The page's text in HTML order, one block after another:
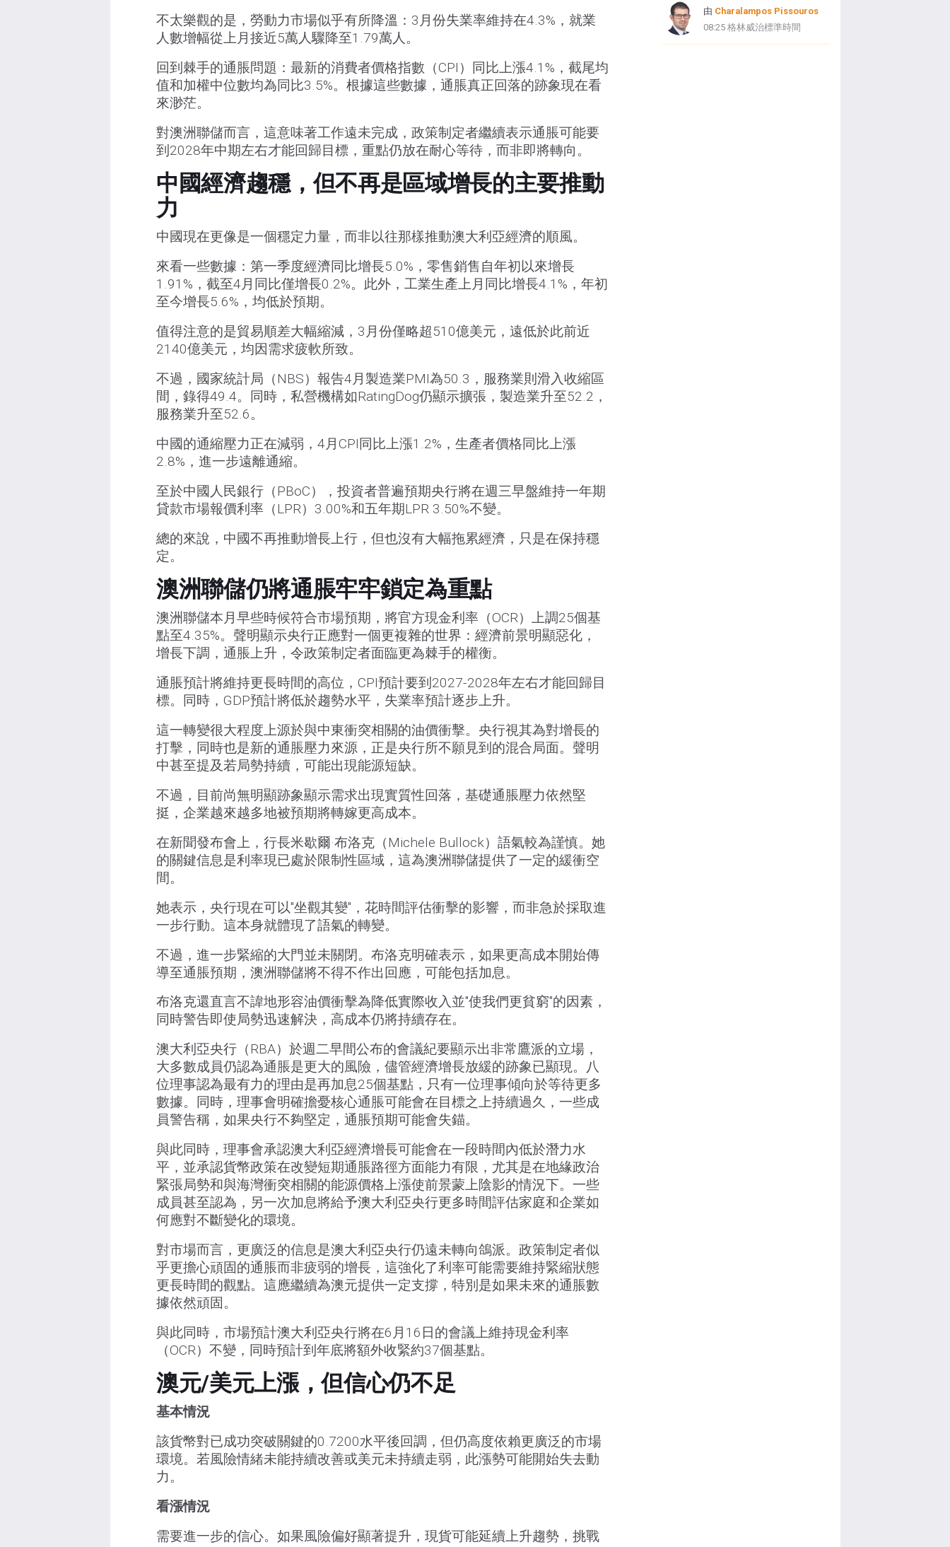
不太樂觀的是，勞動力市場似乎有所降溫：3月份失業率維持在4.3%，就業
人數增幅從上月接近5萬人驟降至1.79萬人。
回到棘手的通脹問題：最新的消費者價格指數（CPI）同比上漲4.1%，截尾均
值和加權中位數均為同比3.5%。根據這些數據，通脹真正回落的跡象現在看
來渺茫。
對澳洲聯儲而言，這意味著工作遠未完成，政策制定者繼續表示通脹可能要
到2028年中期左右才能回歸目標，重點仍放在耐心等待，而非即將轉向。
中國經濟趨穩，但不再是區域增長的主要推動
力
中國現在更像是一個穩定力量，而非以往那樣推動澳大利亞經濟的順風。
來看一些數據：第一季度經濟同比增長5.0%，零售銷售自年初以來增長
1.91%，截至4月同比僅增長0.2%。此外，工業生產上月同比增長4.1%，年初
至今增長5.6%，均低於預期。
值得注意的是貿易順差大幅縮減，3月份僅略超510億美元，遠低於此前近
2140億美元，均因需求疲軟所致。
不過，國家統計局（NBS）報告4月製造業PMI為50.3，服務業則滑入收縮區
間，錄得49.4。同時，私營機構如RatingDog仍顯示擴張，製造業升至52.2，
服務業升至52.6。
中國的通縮壓力正在減弱，4月CPI同比上漲1.2%，生產者價格同比上漲
2.8%，進一步遠離通縮。
至於中國人民銀行（PBoC），投資者普遍預期央行將在週三早盤維持一年期
貸款市場報價利率（LPR）3.00%和五年期LPR 3.50%不變。
總的來說，中國不再推動增長上行，但也沒有大幅拖累經濟，只是在保持穩
定。
澳洲聯儲仍將通脹牢牢鎖定為重點
澳洲聯儲本月早些時候符合市場預期，將官方現金利率（OCR）上調25個基
點至4.35%。聲明顯示央行正應對一個更複雜的世界：經濟前景明顯惡化，
增長下調，通脹上升，令政策制定者面臨更為棘手的權衡。
通脹預計將維持更長時間的高位，CPI預計要到2027-2028年左右才能回歸目
標。同時，GDP預計將低於趨勢水平，失業率預計逐步上升。
這一轉變很大程度上源於與中東衝突相關的油價衝擊。央行視其為對增長的
打擊，同時也是新的通脹壓力來源，正是央行所不願見到的混合局面。聲明
中甚至提及若局勢持續，可能出現能源短缺。
不過，目前尚無明顯跡象顯示需求出現實質性回落，基礎通脹壓力依然堅
挺，企業越來越多地被預期將轉嫁更高成本。
在新聞發布會上，行長米歇爾·布洛克（Michele Bullock）語氣較為謹慎。她
的關鍵信息是利率現已處於限制性區域，這為澳洲聯儲提供了一定的緩衝空
間。
她表示，央行現在可以"坐觀其變"，花時間評估衝擊的影響，而非急於採取進
一步行動。這本身就體現了語氣的轉變。
不過，進一步緊縮的大門並未關閉。布洛克明確表示，如果更高成本開始傳
導至通脹預期，澳洲聯儲將不得不作出回應，可能包括加息。
布洛克還直言不諱地形容油價衝擊為降低實際收入並"使我們更貧窮"的因素，
同時警告即使局勢迅速解決，高成本仍將持續存在。
澳大利亞央行（RBA）於週二早間公布的會議紀要顯示出非常鷹派的立場，
大多數成員仍認為通脹是更大的風險，儘管經濟增長放緩的跡象已顯現。八
位理事認為最有力的理由是再加息25個基點，只有一位理事傾向於等待更多
數據。同時，理事會明確擔憂核心通脹可能會在目標之上持續過久，一些成
員警告稱，如果央行不夠堅定，通脹預期可能會失錨。
與此同時，理事會承認澳大利亞經濟增長可能會在一段時間內低於潛力水
平，並承認貨幣政策在改變短期通脹路徑方面能力有限，尤其是在地緣政治
緊張局勢和與海灣衝突相關的能源價格上漲使前景蒙上陰影的情況下。一些
成員甚至認為，另一次加息將給予澳大利亞央行更多時間評估家庭和企業如
何應對不斷變化的環境。
對市場而言，更廣泛的信息是澳大利亞央行仍遠未轉向鴿派。政策制定者似
乎更擔心頑固的通脹而非疲弱的增長，這強化了利率可能需要維持緊縮狀態
更長時間的觀點。這應繼續為澳元提供一定支撐，特別是如果未來的通脹數
據依然頑固。
與此同時，市場預計澳大利亞央行將在6月16日的會議上維持現金利率
（OCR）不變，同時預計到年底將額外收緊約37個基點。
澳元/美元上漲，但信心仍不足
基本情況
該貨幣對已成功突破關鍵的0.7200水平後回調，但仍高度依賴更廣泛的市場
環境。若風險情緒未能持續改善或美元未持續走弱，此漲勢可能開始失去動
力。
看漲情況
需要進一步的信心。如果風險偏好顯著提升，現貨可能延續上升趨勢，挑戰
由 Charalampos Pissouros
08:25 格林威治標準時間